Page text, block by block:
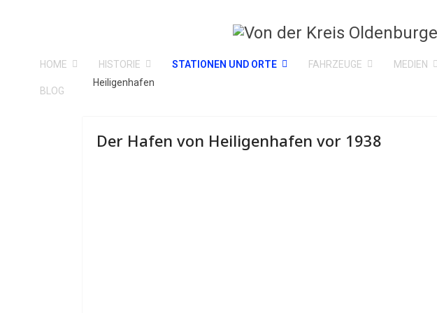
HOME HISTORIE STATIONEN UND ORTE FAHRZEUGE MEDIEN
BLOG
Heiligenhafen
Der Hafen von Heiligenhafen vor 1938